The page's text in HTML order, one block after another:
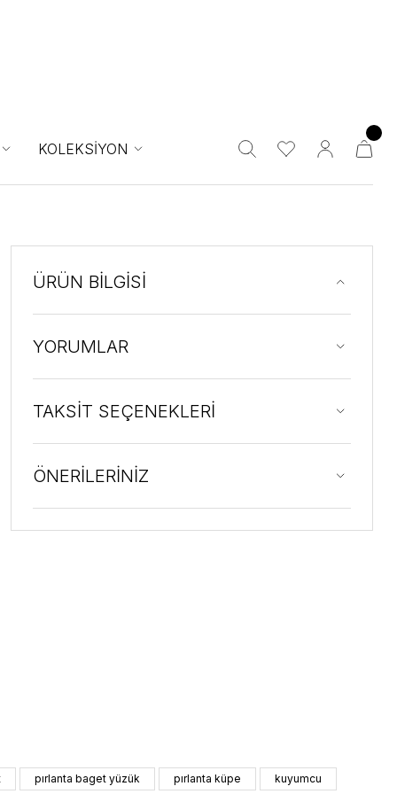
KOLEKSİYON
ÜRÜN BİLGİSİ
YORUMLAR
TAKSİT SEÇENEKLERİ
ÖNERİLERİNİZ
pırlanta baget yüzük pırlanta küpe
kuyumcu